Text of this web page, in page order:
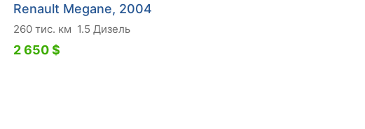
Renault Megane, 2004
260 тис. км 1.5 Дизель
2 650 $